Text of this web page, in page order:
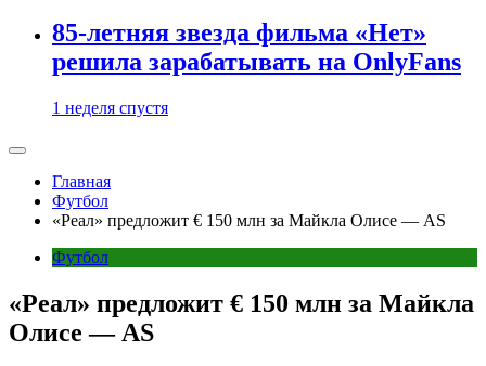
85-летняя звезда фильма «Нет»
решила зарабатывать на OnlyFans
1 неделя спустя
Главная
Футбол
«Реал» предложит € 150 млн за Майкла Олисе — AS
Футбол
«Реал» предложит € 150 млн за Майкла
Олисе — AS